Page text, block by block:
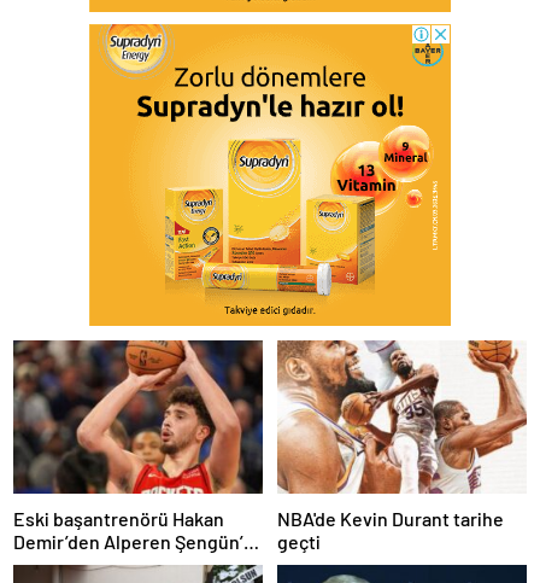
Eski başantrenörü Hakan
Demir’den Alperen Şengün’e
övgü
NBA'de Kevin Durant tarihe
geçti